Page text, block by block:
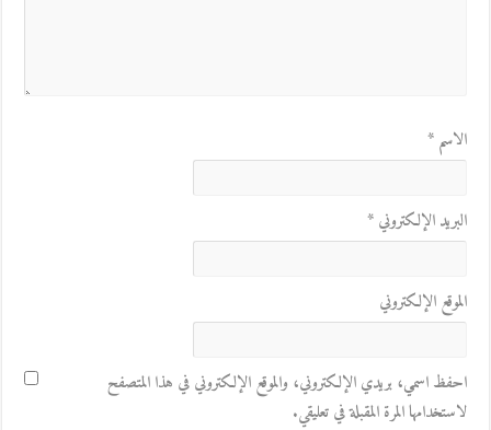
الاسم*
البريد الإلكتروني*
الموقع الإلكتروني
احفظ اسمي، بريدي الإلكتروني، والموقع الإلكتروني في هذا المتصفح
لاستخدامها المرة المقبلة في تعليقي.